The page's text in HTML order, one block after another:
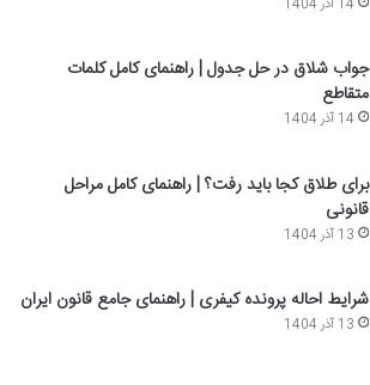
14 آذر 1404
جواب شلاق در حل جدول | راهنمای کامل کلمات
متقاطع
14 آذر 1404
برای طلاق کجا باید رفت؟ | راهنمای کامل مراحل
قانونی
13 آذر 1404
شرایط احاله پرونده کیفری | راهنمای جامع قانون ایران
13 آذر 1404